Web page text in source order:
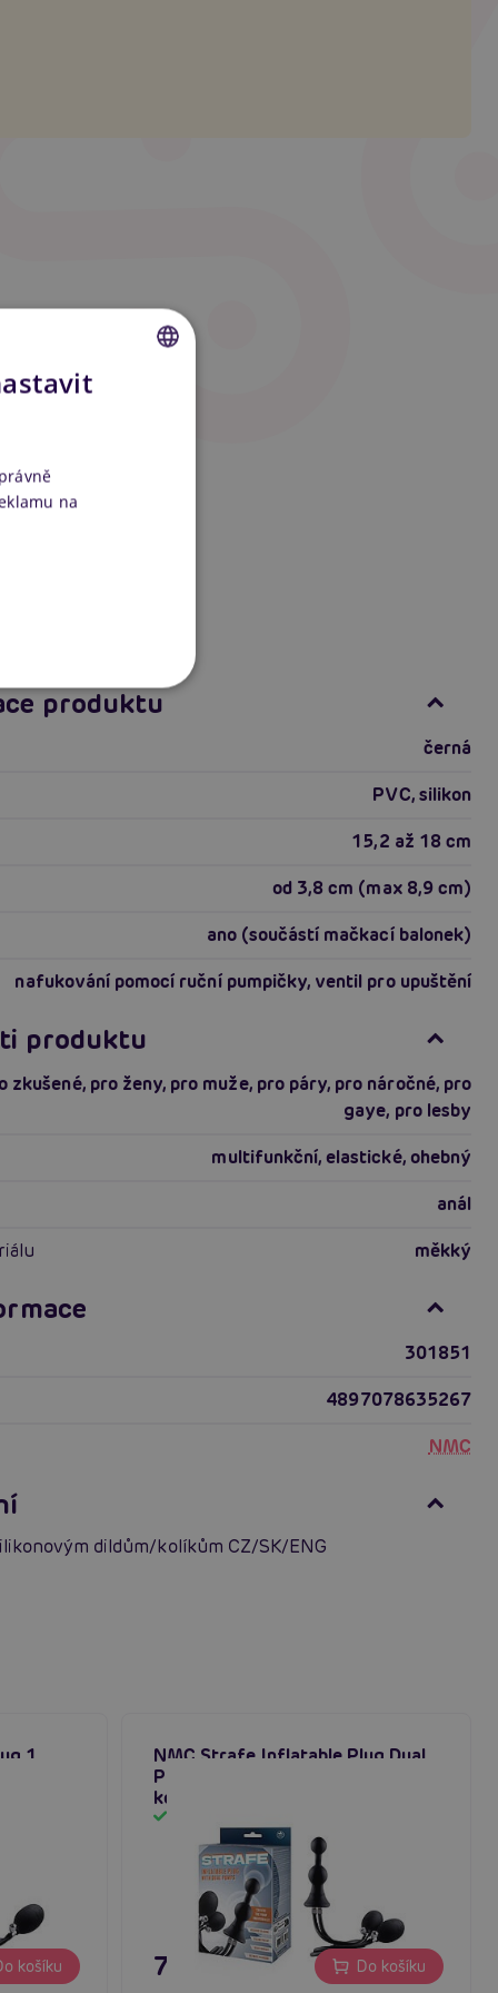
produktu
černá
PVC, silikon
15,2 až 18 cm
od 3,8 cm (max 8,9 cm)
ano (součástí mačkací balonek)
nafukování pomocí ruční pumpičky, ventil pro upuštění
produktu
zkušené, pro ženy, pro muže, pro páry, pro náročné, pro
gaye, pro lesby
multifunkční,elastické, ohebný
anál
měkký
301851
4897078635267
NMC
dildům/kolíkům CZ/SK/ENG
1
košíku
NMC Strafe Inflatable Plug Dual
Pump (Black), nafukovací anální
kolík
795 Kč Do košíku
na